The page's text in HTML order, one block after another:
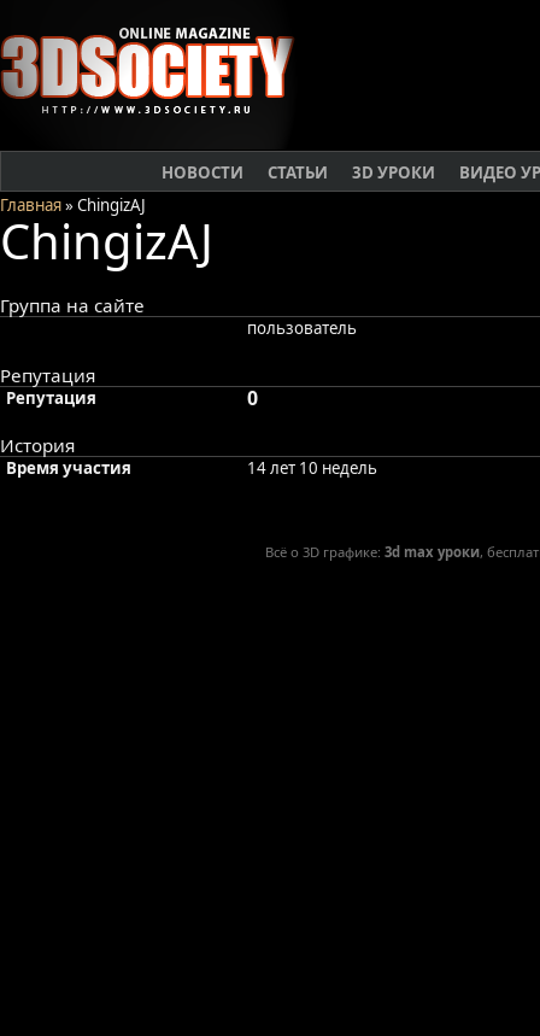
НОВОСТИ СТАТЬИ 3D УРОКИ
ВИДЕО
Главная» ChingizAJ
ChingizAJ
Группа на сайте
пользователь
Репутация
Репутация 0
История
Время участия 14 лет 10 недель
Всё о 3D графике:3d max уроки,